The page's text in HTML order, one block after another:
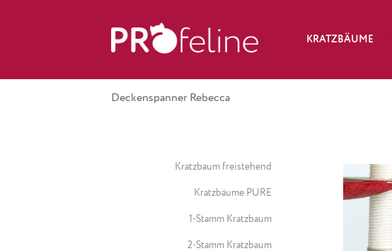
KRATZBÄUME
Deckenspanner Rebecca
Kratzbaum freistehend
Kratzbäume PURE
1-Stamm Kratzbaum
2-Stamm Kratzbaum